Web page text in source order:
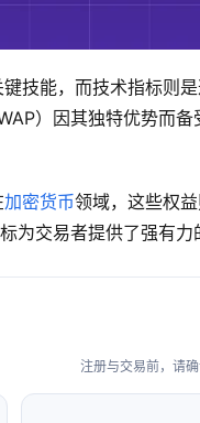
技能，而技术指标则
）因其独特优势而
加密货币领域，这些权
交易者提供了强有力
注册与交易前，请